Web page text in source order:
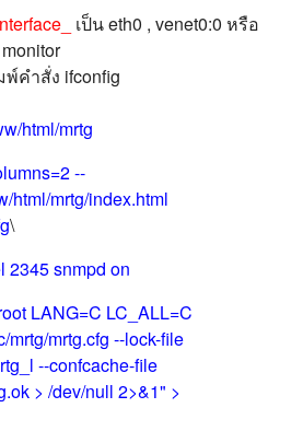
เป็น eth0 , venet0:0 หรือ
คำสั่ง ifconfig
html/mrtg
--
html/mrtg/index.html
\
2345 snmpd on
LANG=C LC_ALL=C
mrtg/mrtg.cfg --lock-file
--confcache-file
> /dev/null 2>&1" >